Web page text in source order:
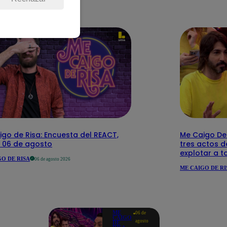
de Risa: Encuesta del REACT,
06 de agosto
DE RISA 06 de agosto 2026
Me Caigo
tres actos
explotar a
ME CAIGO DE
ME
CAIGO
DE
06 de
agosto